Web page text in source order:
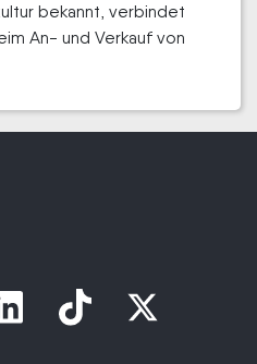
bekannt, verbindet
An- und Verkauf von